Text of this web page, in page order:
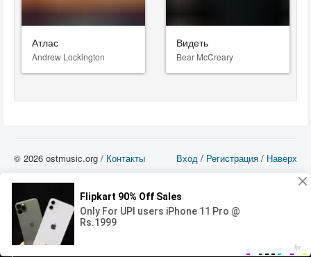
Error loading media: File could not be played 00:00
Атлас
Andrew Lockington
Видеть
Bear McCreary
Вход / Регистрация / Наверх
© 2026 ostmusic.org / Контакты
можете использовать такие материалы только в том в случае, если
использование производится с ознакомительными целями - для прочих целей
вы должны приобрести лицензионную запись.